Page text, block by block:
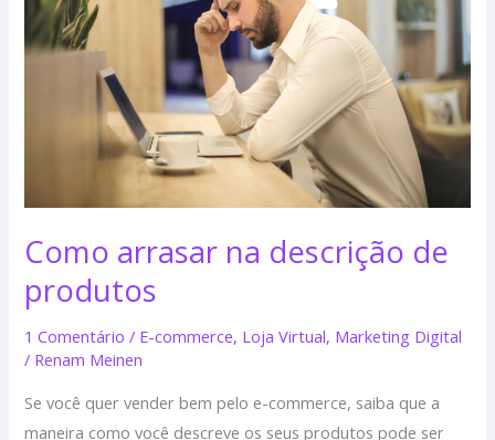
Como arrasar na descrição de
produtos
1 Comentário / E-commerce, Loja Virtual, Marketing Digital
/ Renam Meinen
Se você quer vender bem pelo e-commerce, saiba que a
maneira como você descreve os seus produtos pode ser
descrição
de